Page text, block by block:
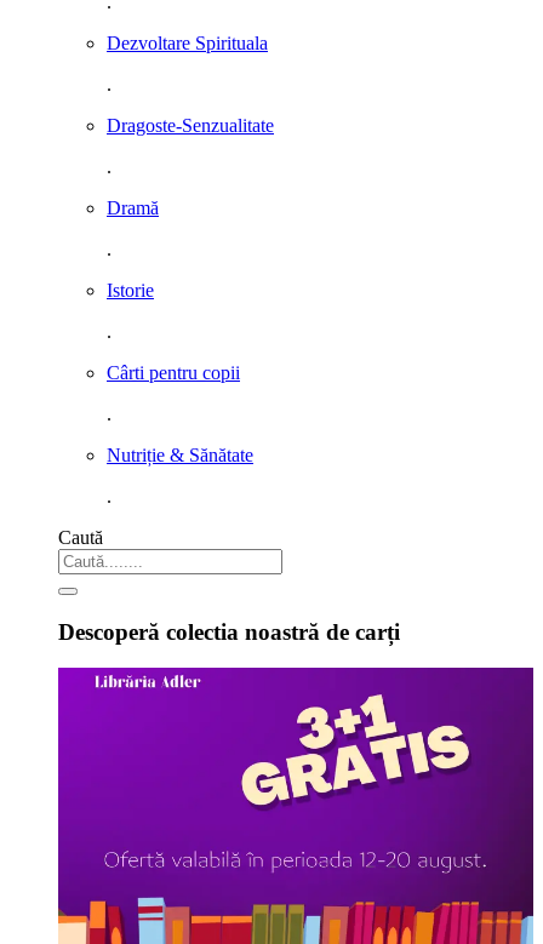
Dezvoltare Spirituala
.
Dragoste-Senzualitate
.
Dramă
.
Istorie
.
Cârti pentru copii
.
Nutriție & Sănătate
.
Caută
Descoperă colectia noastră de carți